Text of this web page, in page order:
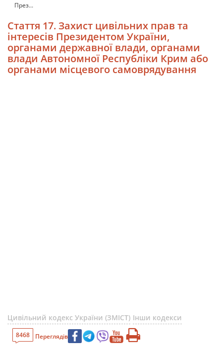
През...
Стаття 17. Захист цивільних прав та
інтересів Президентом України,
органами державної влади, органами
влади Автономної Республіки Крим або
органами місцевого самоврядування
Цивільний кодекс України (ЗМІСТ) Інши кодекси
8468 Переглядів